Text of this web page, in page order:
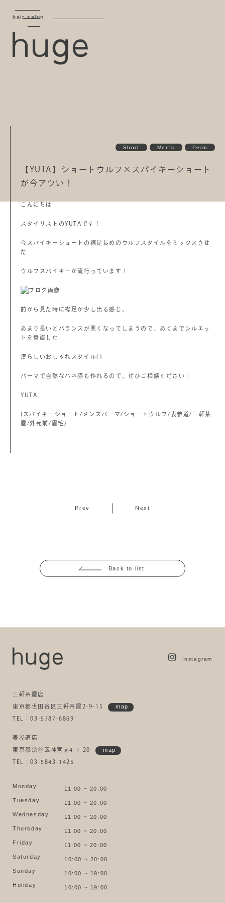
hair salon
Short Men's Perm
【YUTA】ショートウルフ×スパイキーショート
が今アツい！
こんにちは！
スタイリストのYUTAです！
今スパイキーショートの襟足長めのウルフスタイルをミックスさせ
た
ウルフスパイキーが流行っています！
前から見た時に襟足が少し出る感じ、
あまり長いとバランスが悪くなってしまうので、あくまでシルエッ
トを意識した
漢らしいおしゃれスタイル◎
パーマで自然なハネ感も作れるので、ぜひご相談ください！
YUTA
(スパイキーショート/メンズパーマ/ショートウルフ/表参道/三軒茶
屋/外苑前/眉毛)
Prev Next
Back to list
Instagram
三軒茶屋店
東京都世田谷区三軒茶屋2-9-15 map
TEL：03-5787-6869
表参道店
東京都渋谷区神宮前4-1-20 map
TEL：03-5843-1425
Monday
11:00 ~ 20:00
Tuesday
11:00 ~ 20:00
Wednesday
11:00 ~ 20:00
Thursday
11:00 ~ 20:00
Friday
11:00 ~ 20:00
Saturday
10:00 ~ 20:00
Sunday
10:00 ~ 19:00
Holiday
10:00 ~ 19:00